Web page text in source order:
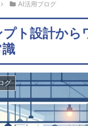
AI活用ブログ
プト設計から
グ